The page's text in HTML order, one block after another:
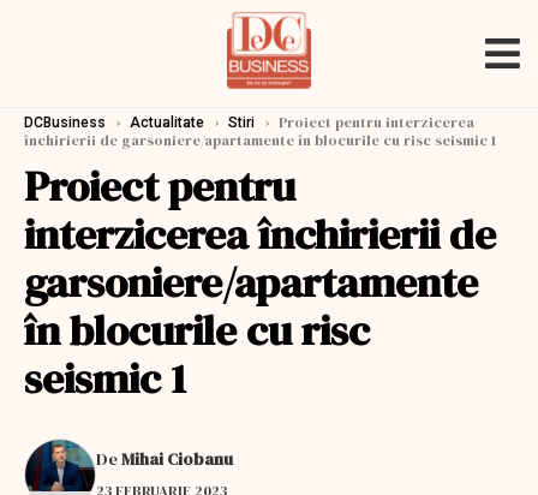
DCBusiness › Actualitate › Stiri › Proiect pentru interzicerea
închirierii de garsoniere/apartamente în blocurile cu risc seismic 1
Proiect pentru
interzicerea închirierii de
garsoniere/apartamente
în blocurile cu risc
seismic 1
DeMihai Ciobanu
23 FEBRUARIE 2023